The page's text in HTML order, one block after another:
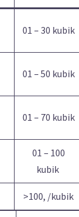
01 – 30 kubik
01 – 50 kubik
01 – 70 kubik
01 – 100
kubik
>100, /kubik